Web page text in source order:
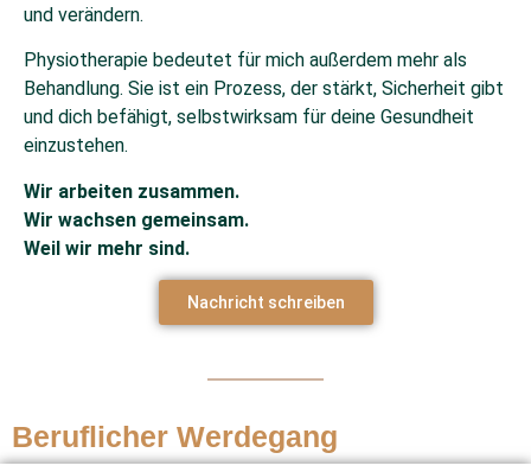
und verändern.
Physiotherapie bedeutet für mich außerdem mehr als
Behandlung. Sie ist ein Prozess, der stärkt, Sicherheit gibt
und dich befähigt, selbstwirksam für deine Gesundheit
einzustehen.
Wir arbeiten zusammen.
Wir wachsen gemeinsam.
Weil wir mehr sind.
Nachricht schreiben
Beruflicher Werdegang